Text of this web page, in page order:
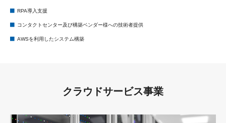
RPA導入支援
コンタクトセンター及び構築ベンダー様への技術者提供
AWSを利用したシステム構築
クラウドサービス事業